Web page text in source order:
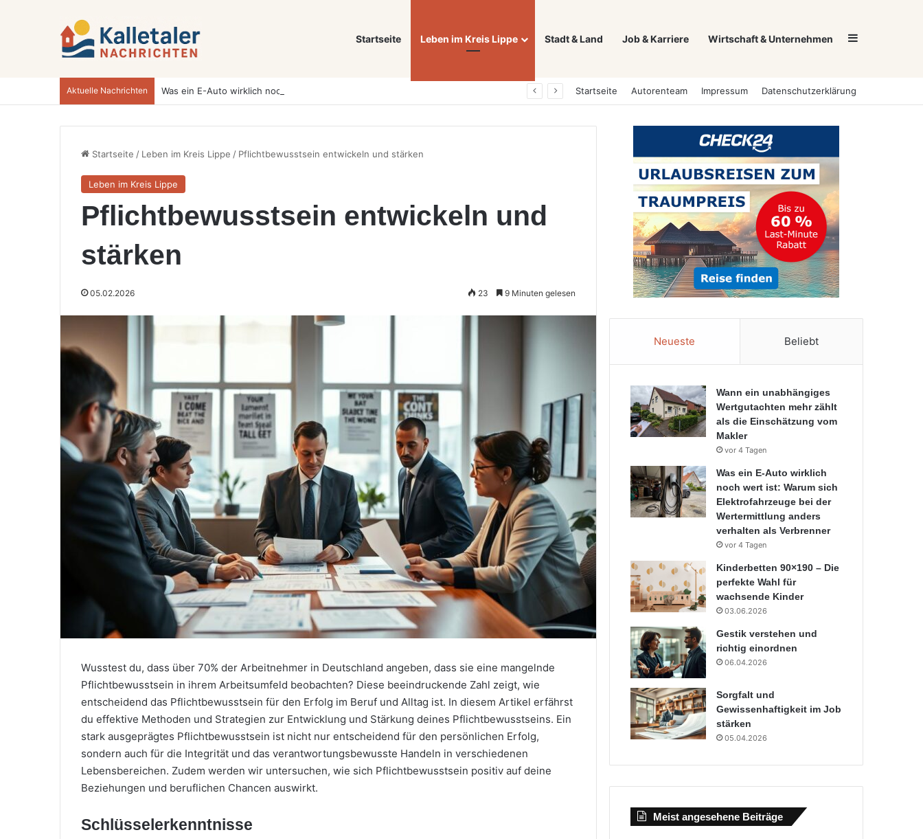
Startseite Leben im Kreis Lippe Stadt & Land Job & Karriere Wirtschaft & Unternehmen Sidebar
Aktuelle Nachrichten Startseite Autorenteam Impressum Datenschutzerklärung
Startseite / Leben im Kreis Lippe / Pflichtbewusstsein entwickeln und stärken
Leben im Kreis Lippe
Pflichtbewusstsein entwickeln und
stärken
05.02.2026 23 9 Minuten gelesen
Wusstest du, dass über 70% der Arbeitnehmer in Deutschland angeben, dass sie eine mangelnde
Pflichtbewusstsein in ihrem Arbeitsumfeld beobachten? Diese beeindruckende Zahl zeigt, wie
entscheidend das Pflichtbewusstsein für den Erfolg im Beruf und Alltag ist. In diesem Artikel erfährst
du effektive Methoden und Strategien zur Entwicklung und Stärkung deines Pflichtbewusstseins. Ein
stark ausgeprägtes Pflichtbewusstsein ist nicht nur entscheidend für den persönlichen Erfolg,
sondern auch für die Integrität und das verantwortungsbewusste Handeln in verschiedenen
Lebensbereichen. Zudem werden wir untersuchen, wie sich Pflichtbewusstsein positiv auf deine
Beziehungen und beruflichen Chancen auswirkt.
Schlüsselerkenntnisse
Neueste Beliebt
Wann ein unabhängiges
Wertgutachten mehr zählt
als die Einschätzung vom
Makler
vor 4 Tagen
Was ein E-Auto wirklich
noch wert ist: Warum sich
Elektrofahrzeuge bei der
Wertermittlung anders
verhalten als Verbrenner
vor 4 Tagen
Kinderbetten 90×190 – Die
perfekte Wahl für
wachsende Kinder
03.06.2026
Gestik verstehen und
richtig einordnen
06.04.2026
Sorgfalt und
Gewissenhaftigkeit im Job
stärken
05.04.2026
Meist angesehene Beiträge